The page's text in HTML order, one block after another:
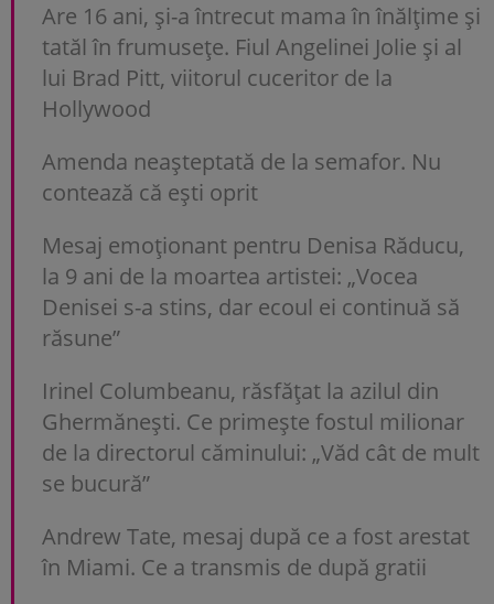
Are 16 ani, și-a întrecut mama în înălțime și
tatăl în frumusețe. Fiul Angelinei Jolie și al
lui Brad Pitt, viitorul cuceritor de la
Hollywood
Amenda neașteptată de la semafor. Nu
contează că ești oprit
Mesaj emoționant pentru Denisa Răducu,
la 9 ani de la moartea artistei: „Vocea
Denisei s-a stins, dar ecoul ei continuă să
răsune”
Irinel Columbeanu, răsfățat la azilul din
Ghermănești. Ce primește fostul milionar
de la directorul căminului: „Văd cât de mult
se bucură”
Andrew Tate, mesaj după ce a fost arestat
în Miami. Ce a transmis de după gratii